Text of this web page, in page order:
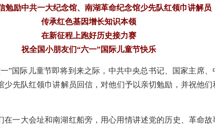
勉励中共一大纪念馆、南湖革命纪念馆少先队红领巾讲解员
传承红色基因增长知识本领
在新征程上跑好历史接力赛
祝全国小朋友们“六一”国际儿童节快乐
”国际儿童节即将到来之际，中共中央总书记、国家主席
少先队红领巾讲解员回信，对他们予以亲切勉励，并祝他们
在一大会址和南湖红船旁，用心用情讲述党的历史、革命